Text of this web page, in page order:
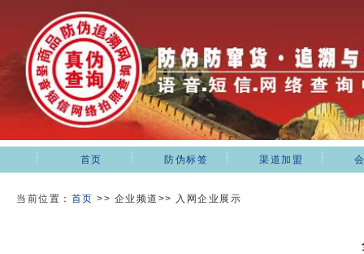
首页 防伪标签 渠道加盟
当前位置： 首页 >> 企业频道>> 入网企业展示